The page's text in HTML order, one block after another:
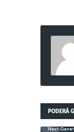
PODERÁ